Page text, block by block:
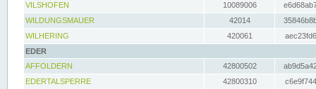
VILSHOFEN
10089006
WILDUNGSMAUER
42014
WILHERING
420061
EDER
AFFOLDERN
42800502
EDERTALSPERRE
42800310